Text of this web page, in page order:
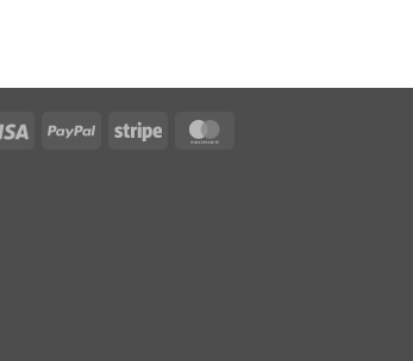
Visa PayPal Stripe